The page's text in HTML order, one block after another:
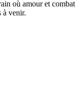
où amour et combat
à venir.